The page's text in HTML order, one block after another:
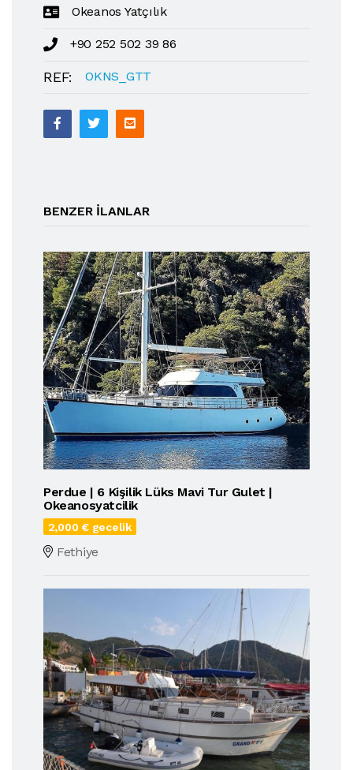
Okeanos Yatçılık
+90 252 502 39 86
REF: OKNS_GTT
BENZER ILANLAR
Perdue | 6 Kişilik Lüks Mavi Tur Gulet |
Okeanosyatcilik
2,000 € gecelik
Fethiye